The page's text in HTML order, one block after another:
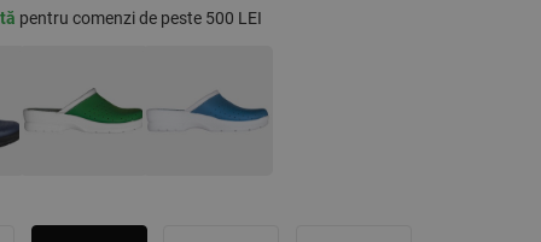
pentru comenzi de peste 500 LEI